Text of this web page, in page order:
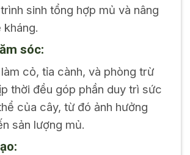
sinh tổng hợp mủ và nâng
sóc:
cỏ, tỉa cành, và phòng trừ
thời đều góp phần duy trì sức
của cây, từ đó ảnh hưởng
sản lượng mủ.